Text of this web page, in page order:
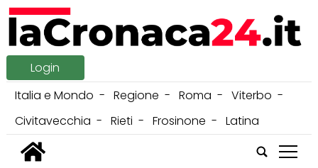
Login
Italia e Mondo
Regione Roma
Viterbo
Civitavecchia
Rieti Frosinone
Latina
tap